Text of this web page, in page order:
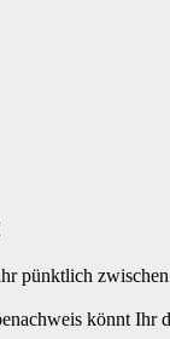
pünktlich
könnt Ihr